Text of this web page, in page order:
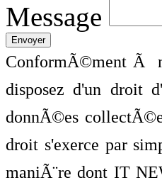
Message
ConformÃ©ment Ã
disposez d'un droit
donnÃ©es
droit s'exerce par
maniÃ¨re dont IT